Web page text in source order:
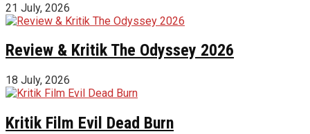
21 July, 2026
Review & Kritik The Odyssey 2026
18 July, 2026
Kritik Film Evil Dead Burn